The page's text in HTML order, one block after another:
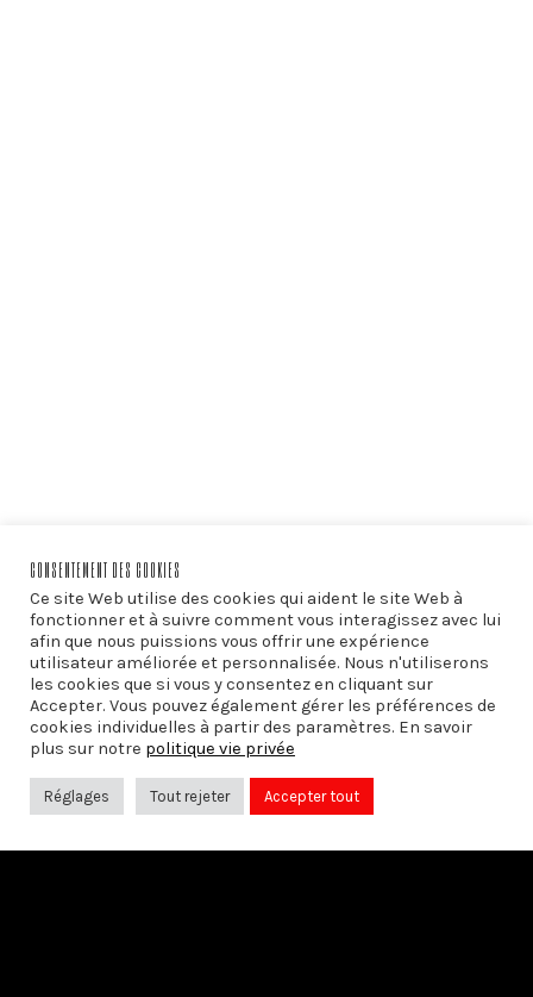
PRÉCÉDENT
QUESTIONS À LA LAÏCITÉ (volet 1)
QUESTIONS À LA LAÏCITÉ (volet 2)
CONSENTEMENT DES COOKIES
Ce site Web utilise des cookies qui aident le site Web à
fonctionner et à suivre comment vous interagissez avec lui
afin que nous puissions vous offrir une expérience
utilisateur améliorée et personnalisée. Nous n'utiliserons
les cookies que si vous y consentez en cliquant sur
Accepter. Vous pouvez également gérer les préférences de
cookies individuelles à partir des paramètres. En savoir
plus sur notre politique vie privée
Réglages Tout rejeter Accepter tout